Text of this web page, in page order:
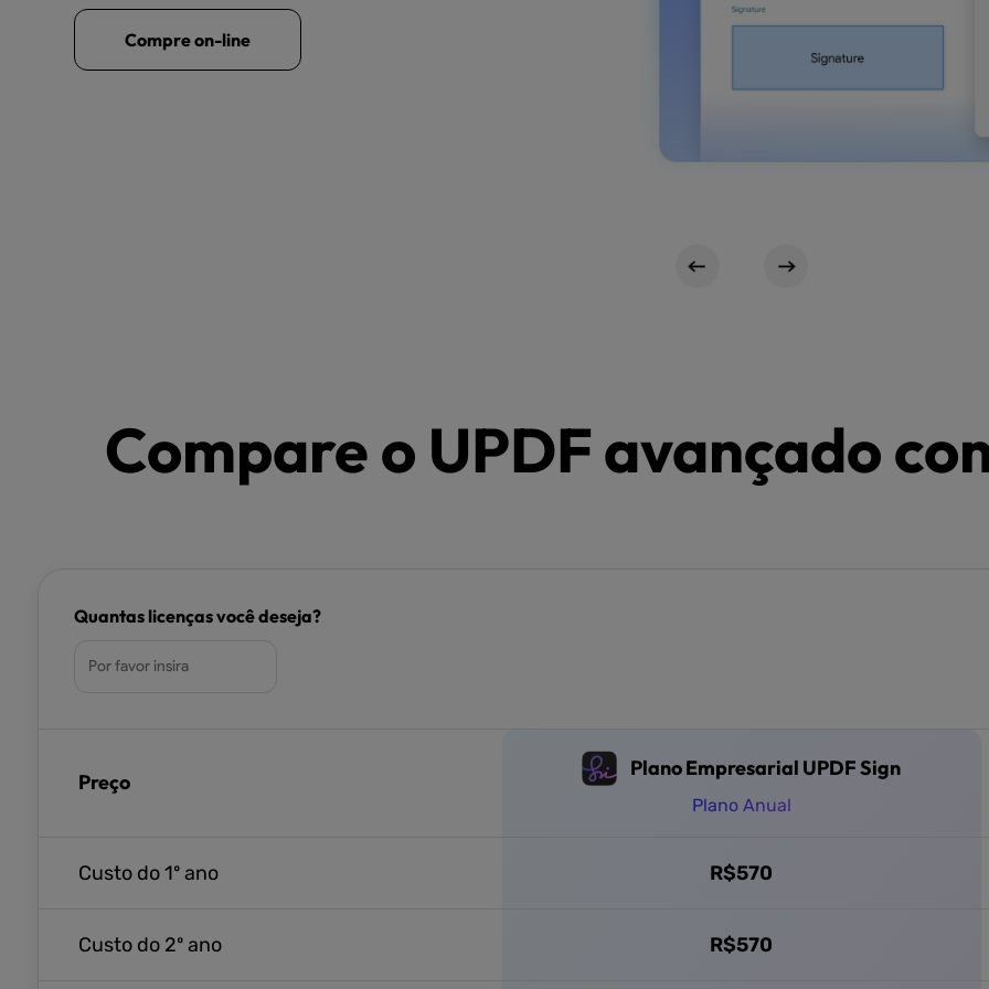
Compre on-line
Compare o UPDF avançado
Quantas licenças você deseja?
Preço
Plano Empresarial UPDF Sign
Plano Anual
Custo do 1º ano R$570
Custo do 2º ano R$570